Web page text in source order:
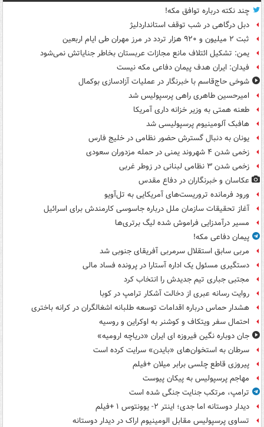
چند نکته درباره توافق مکه!
دبل درگاهی در شب توقف استانداردلیژ
ثبت ۲ میلیون و ۹۲۰ هزار تردد در مرز مهران طی ایام اربعین
یمن: تشکیل ائتلاف مانع مجازات عربستان بخاطر جنایاتش نمی‌شود
فیدان: ایران هدف پیمان دفاعی مکه نیست
شوخی حاج‌قاسم با خبرنگار در عملیات آزادسازی بوکمال
امیرحسین طاهری راهی پرسپولیس شد
طعنه همتی به وزیر خزانه داری آمریکا
هافبک آلومینیوم پرسپولیسی شد
یونان به دنبال گسترش حضور نظامی در خلیج فارس
زخمی شدن ۴ شهروند یمنی در حمله مزدوران سعودی
زخمی شدن ۳ نظامی لبنانی در زوطر غربی
عکاسان و خبرنگاران در دفاع مقدس
ورود فرمانده تروریست‌های آمریکایی به تل‌آویو
آغاز تحقیقات سازمان ملل درباره جاسوسی کارمندش برای اسرائیل
مسیر درآمدزایی فراموش شده لیگ برتری‌ها
پیمان دفاعی مکه!
مربی سابق استقلال سرمربی آفریقای جنوبی شد
دستگیری مسئول یک اداره آستارا در پرونده فساد مالی
مجتبی جباری تیم جدیدش را انتخاب کرد
روایت رسانه عبری از دخالت آشکار ترامپ در کوبا
هشدار حماس درباره اقدامات توسعه طلبانه اشغالگران در کرانه باختری
احتمال سفر ویتکاف و کوشنر به اوکراین و روسیه
جان دوباره نگین فیروزه ای ایران «دریاچه ارومیه»
سرطان به استخوان‌های «بایدن» سرایت کرده است
پیروزی قاطع چلسی برابر میلان +فیلم
مهاجم پرسپولیس به پیکان پیوست
ترامپ، مرتکب جنایت جنگی شده است
دیدار دوستانه اما جدی؛ اینتر ۲- یوونتوس ۱ +فیلم
تساوی پرسپولیس مقابل الومینیوم اراک در دیدار دوستانه